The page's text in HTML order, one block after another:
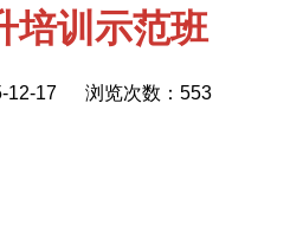
培训示范班
12-17 浏览次数： 553